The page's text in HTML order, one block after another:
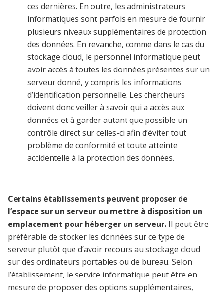
ces dernières. En outre, les administrateurs
informatiques sont parfois en mesure de fournir
plusieurs niveaux supplémentaires de protection
des données. En revanche, comme dans le cas du
stockage cloud, le personnel informatique peut
avoir accès à toutes les données présentes sur un
serveur donné, y compris les informations
d’identification personnelle. Les chercheurs
doivent donc veiller à savoir qui a accès aux
données et à garder autant que possible un
contrôle direct sur celles-ci afin d’éviter tout
problème de conformité et toute atteinte
accidentelle à la protection des données.
Certains établissements peuvent proposer de
l’espace sur un serveur ou mettre à disposition un
emplacement pour héberger un serveur. Il peut être
préférable de stocker les données sur ce type de
serveur plutôt que d’avoir recours au stockage cloud
sur des ordinateurs portables ou de bureau. Selon
l’établissement, le service informatique peut être en
mesure de proposer des options supplémentaires,